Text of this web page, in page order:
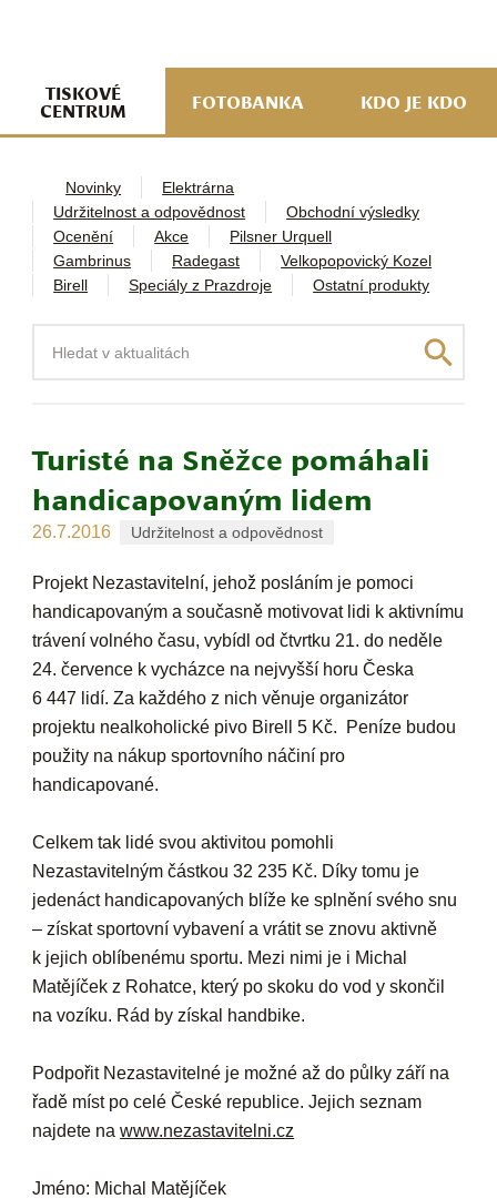
TISKOVÉ
CENTRUM FOTOBANKA KDO JE KDO
Novinky
Elektrárna
Udržitelnost a odpovědnost
Obchodní výsledky
Ocenění
Akce
Pilsner Urquell
Gambrinus
Radegast
Velkopopovický Kozel
Birell
Speciály z Prazdroje Ostatní produkty
Turisté na Sněžce pomáhali
handicapovaným lidem
26.7.2016 Udržitelnost a odpovědnost
Projekt Nezastavitelní, jehož posláním je pomoci
handicapovaným a současně motivovat lidi k aktivnímu
trávení volného času, vybídl od čtvrtku 21. do neděle
24. července k vycházce na nejvyšší horu Česka
6 447 lidí. Za každého z nich věnuje organizátor
projektu nealkoholické pivo Birell 5 Kč. Peníze budou
použity na nákup sportovního náčiní pro
handicapované.
Celkem tak lidé svou aktivitou pomohli
Nezastavitelným částkou 32 235 Kč. Díky tomu je
jedenáct handicapovaných blíže ke splnění svého snu
– získat sportovní vybavení a vrátit se znovu aktivně
k jejich oblíbenému sportu. Mezi nimi je i Michal
Matějíček z Rohatce, který po skoku do vod y skončil
na vozíku. Rád by získal handbike.
Podpořit Nezastavitelné je možné až do půlky září na
řadě míst po celé České republice. Jejich seznam
najdete nawww.nezastavitelni.cz
Jméno: Michal Matějíček